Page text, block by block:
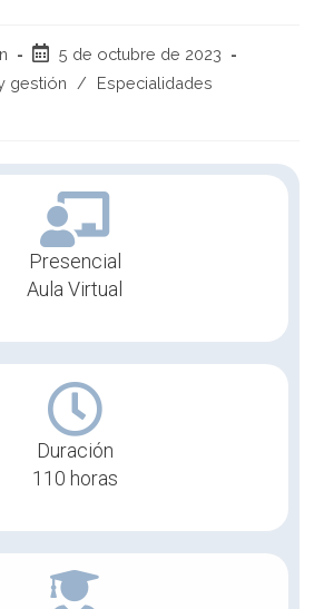
5 de octubre de 2023
gestión
/
Especialidades
Presencial
Aula Virtual
Duración
110 horas